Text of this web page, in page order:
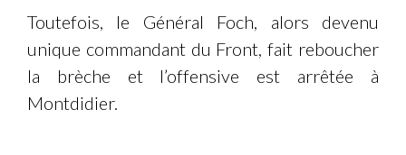
Toutefois, le Général Foch, alors devenu
unique commandant du Front, fait reboucher
la brèche et l’offensive est arrêtée à
Montdidier.